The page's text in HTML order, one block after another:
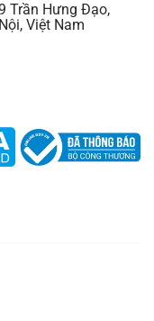
Trần Hưng Đạo,
Việt Nam